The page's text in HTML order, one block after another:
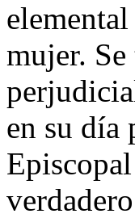
mujer.
en su día